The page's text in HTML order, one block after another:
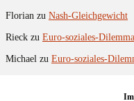
Florian zu Nash-Gleichgewicht
Rieck zu Euro-soziales-Dilemma
Michael zu Euro-soziales-